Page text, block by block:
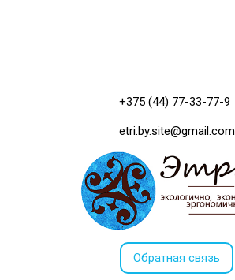
+375 (44) 77-33-77-9
etri.by.site@gmail.com
Обратная связь